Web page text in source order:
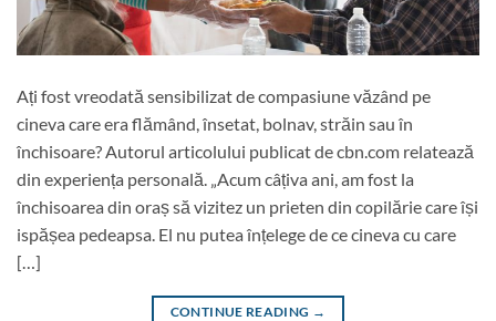
Ați fost vreodată sensibilizat de compasiune văzând pe
cineva care era flămând, însetat, bolnav, străin sau în
închisoare? Autorul articolului publicat de cbn.com relatează
din experiența personală. „Acum câțiva ani, am fost la
închisoarea din oraș să vizitez un prieten din copilărie care își
ispășea pedeapsa. El nu putea înțelege de ce cineva cu care
[…]
CONTINUE READING →